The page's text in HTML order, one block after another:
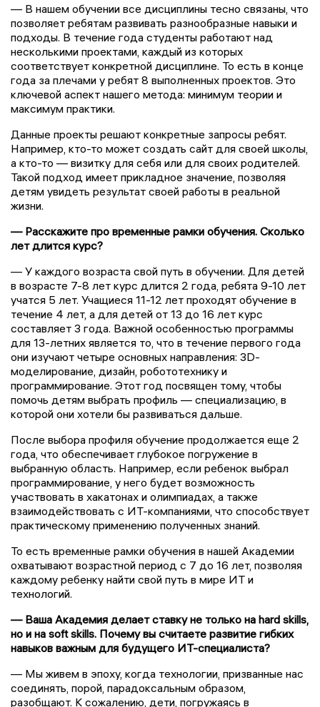
— В нашем обучении все дисциплины тесно связаны, что
позволяет ребятам развивать разнообразные навыки и
подходы. В течение года студенты работают над
несколькими проектами, каждый из которых
соответствует конкретной дисциплине. То есть в конце
года за плечами у ребят 8 выполненных проектов. Это
ключевой аспект нашего метода: минимум теории и
максимум практики.
Данные проекты решают конкретные запросы ребят.
Например, кто-то может создать сайт для своей школы,
а кто-то — визитку для себя или для своих родителей.
Такой подход имеет прикладное значение, позволяя
детям увидеть результат своей работы в реальной
жизни.
— Расскажите про временные рамки обучения. Сколько
лет длится курс?
— У каждого возраста свой путь в обучении. Для детей
в возрасте 7-8 лет курс длится 2 года, ребята 9-10 лет
учатся 5 лет. Учащиеся 11-12 лет проходят обучение в
течение 4 лет, а для детей от 13 до 16 лет курс
составляет 3 года. Важной особенностью программы
для 13-летних является то, что в течение первого года
они изучают четыре основных направления: 3D-
моделирование, дизайн, робототехнику и
программирование. Этот год посвящен тому, чтобы
помочь детям выбрать профиль — специализацию, в
которой они хотели бы развиваться дальше.
После выбора профиля обучение продолжается еще 2
года, что обеспечивает глубокое погружение в
выбранную область. Например, если ребенок выбрал
программирование, у него будет возможность
участвовать в хакатонах и олимпиадах, а также
взаимодействовать с ИТ-компаниями, что способствует
практическому применению полученных знаний.
То есть временные рамки обучения в нашей Академии
охватывают возрастной период с 7 до 16 лет, позволяя
каждому ребенку найти свой путь в мире ИТ и
технологий.
— Ваша Академия делает ставку не только на hard skills,
но и на soft skills. Почему вы считаете развитие гибких
навыков важным для будущего ИТ-специалиста?
— Мы живем в эпоху, когда технологии, призванные нас
соединять, порой, парадоксальным образом,
разобщают. К сожалению, дети, погружаясь в